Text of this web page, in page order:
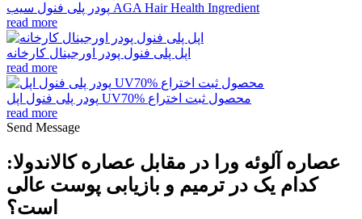
پودر پلی فنول سیب AGA Hair Health Ingredient
read more
اپل پلی فنول پودر اورجینال کارخانه
read more
پودر پلی فنول اپل UV70% محصول ثبت اختراع
read more
Send Message
عصاره آلوئه ورا در مقابل عصاره کالاندولا:
کدام یک در ترمیم و بازیابی پوست عالی
است؟